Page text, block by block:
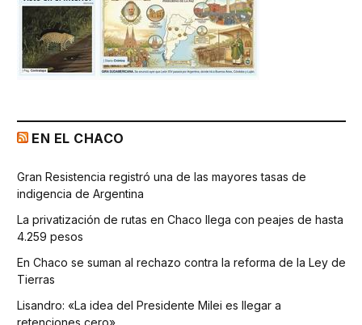
EN EL CHACO
Gran Resistencia registró una de las mayores tasas de
indigencia de Argentina
La privatización de rutas en Chaco llega con peajes de hasta
4.259 pesos
En Chaco se suman al rechazo contra la reforma de la Ley de
Tierras
Lisandro: «La idea del Presidente Milei es llegar a
retenciones cero»